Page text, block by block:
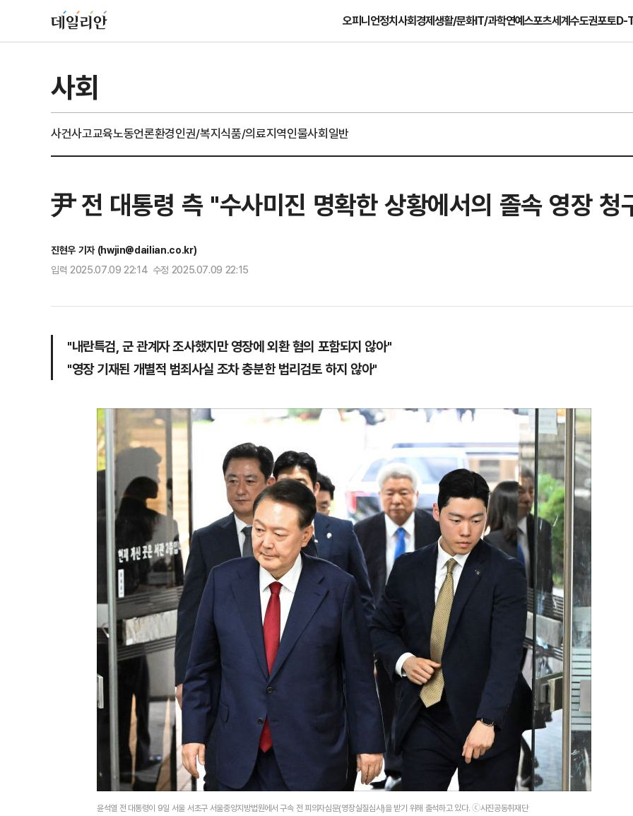
오피니언정치사회경제생활/문화IT/과학연예스포츠세계수도권포토D-
사회
사건사고교육노동언론환경인권/복지식품/의료지역인물사회일반
尹 전 대통령 측 "수사미진 명확한 상황에서의 졸속 영장 청
진현우 기자 (hwjin@dailian.co.kr)
입력 2025.07.09 22:14 수정 2025.07.09 22:15
"내란특검, 군 관계자 조사했지만 영장에 외환 혐의 포함되지 않아"
"영장 기재된 개별적 범죄사실 조차 충분한 법리검토 하지 않아"
윤석열 전 대통령이 9일 서울 서초구 서울중앙지방법원에서 구속 전 피의자심문(영장실질심사)을 받기 위해 출석하고 있다. ⓒ사진공동취재단
"숙련된 모습" 통영 60대女
제로 갈 가능성 있나…범인의
2
호르무즈 뒤흔드는 이란 강
도 또 뒤집힌다”
3
[주간코인] 지금은 살 때 아
인 왜 못 오르나
4
송영길·김민석, '조희대 탄핵'
법사위원들 "즉시 대법관 제
‘탄약 고갈 보도’에 격노한 트
색출하라”